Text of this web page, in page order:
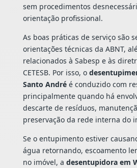
sem procedimentos
orientação profissional.
As boas práticas de serviço são
orientações técnicas da ABNT,
relacionados à Sabesp e às
CETESB. Por isso, o
Santo Andréé conduzido com
principalmente quando há
descarte de resíduos,
preservação da rede interna do
Se o entupimento estiver
água retornando, escoamento
no imóvel, a desentupidora em